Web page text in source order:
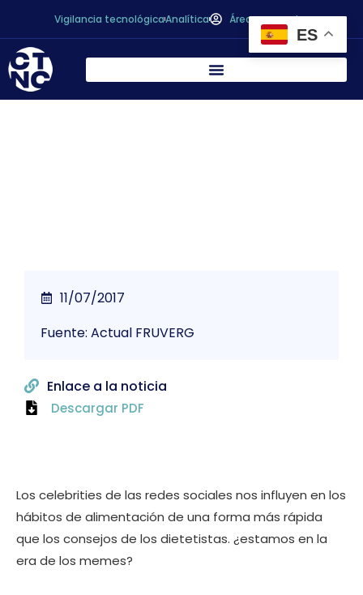
Vigilancia tecnológicaAnalítica Área personal
Los celebrities de las redes sociales nos influyen en los
hábitos de alimentación de una forma más rápida
que los consejos de los dietetistas. ¿estamos en la
era de los memes?
11/07/2017
Fuente: Actual FRUVERG
Enlace a la noticia
Descargar PDF
ES